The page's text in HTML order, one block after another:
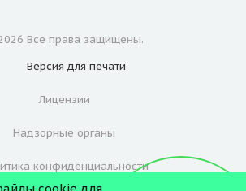
Все права защищены.
Версия для печати
Лицензии
Надзорные органы
конфиденциальности